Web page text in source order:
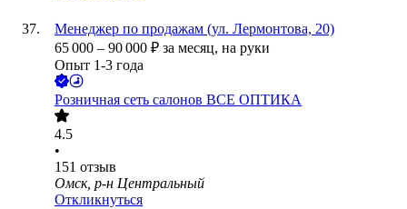
Менеджер по продажам (ул. Лермонтова, 20)
65 000 – 90 000 ₽ за месяц, на руки
Опыт 1-3 года
Розничная сеть салонов ВСЕ ОПТИКА
4.5
•
151 отзыв
Омск, р-н Центральный
Откликнуться